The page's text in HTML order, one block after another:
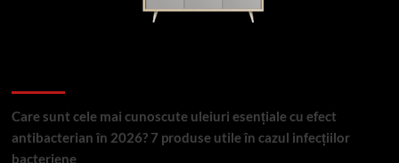
Care sunt cele mai cunoscute uleiuri esențiale cu efect
antibacterian în 2026? 7 produse utile în cazul infecțiilor
bacteriene